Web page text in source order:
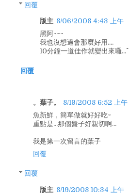
回覆
版主 8/06/2008 4:43 上午
黑阿~~~
我也沒想過會那麼好用....
10分鐘一道佳作就變出來囉...^^
回覆
。葉子。
8/19/2008 6:52 上午
魚新鮮，簡單做就好好吃~
重點是...那個盤子好親切啊...
我是第一次留言的葉子
回覆
回覆
版主 8/19/2008 10:34 上午